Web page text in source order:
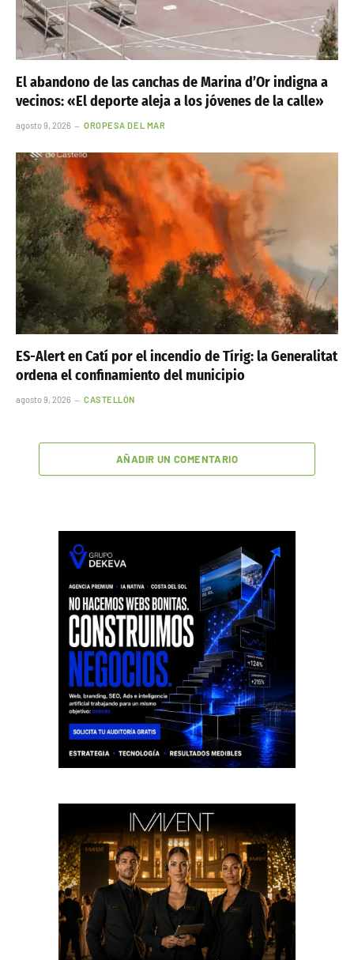
El abandono de las canchas de Marina d’Or indigna a
vecinos: «El deporte aleja a los jóvenes de la calle»
agosto 9, 2026 OROPESA DEL MAR
ES-Alert en Catí por el incendio de Tírig: la Generalitat
ordena el confinamiento del municipio
agosto 9, 2026 CASTELLÓN
AÑADIR UN COMENTARIO